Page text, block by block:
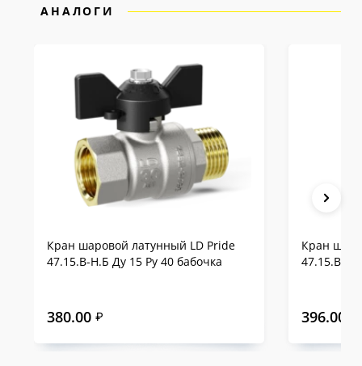
АНАЛОГИ
Кран шаровой латунный LD Pride
47.15.В-Н.Б Ду 15 Ру 40 бабочка
380.00 ₽
Кран
47.15.В-
396.00